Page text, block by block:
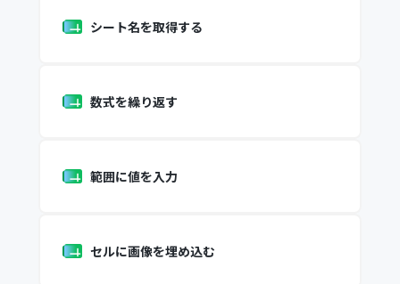
シート名を取得する
数式を繰り返す
範囲に値を入力
セルに画像を埋め込む